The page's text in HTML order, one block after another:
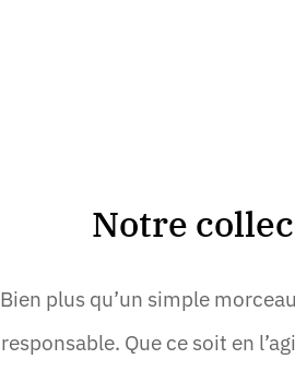
Notre
Bien plus qu’un simple
responsable. Que ce soit en